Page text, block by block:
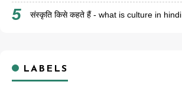
संस्कृति किसे कहते हैं - what is culture in hindi
LABELS